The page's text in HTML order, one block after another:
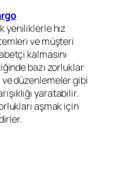
yeniliklerle hız
ve müşteri
kalmasını
bazı zorluklar
ve düzenlemeler gibi
yaratabilir.
aşmak için